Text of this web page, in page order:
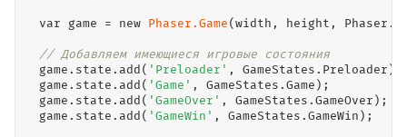
var game = new Phaser.Game (width, height,
// Добавляем имеющиеся игровые состояния
  game.state.
add ( 'Preloader' , GameStates.Preloader);
  game.state.
add ( 'Game' , GameStates.Game);
  game.state.
add ( 'GameOver' , GameStates.GameOver);
  game.state.
add ( 'GameWin' , GameStates.GameWin);